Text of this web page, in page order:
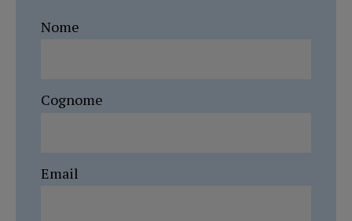
Nome
Cognome
Email